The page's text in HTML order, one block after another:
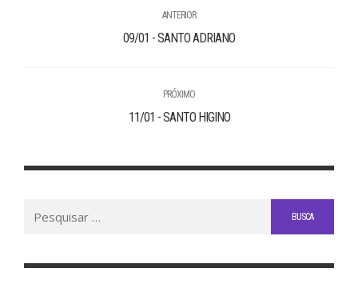
ANTERIOR
09/01 - SANTO ADRIANO
PRÓXIMO
11/01 - SANTO HIGINO